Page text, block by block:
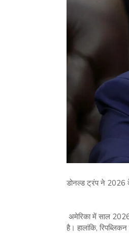
डोनल्ड ट्रंप ने 2026 के
अमेरिका में साल 2026
है। हालांकि,